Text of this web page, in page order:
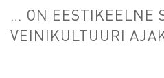
… ON EESTIKEELNE
VEINIKULTUURI